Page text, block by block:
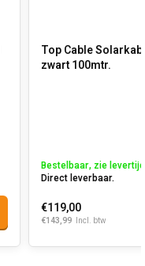
Top Cable
zwart 100mtr.
Bestelbaar, zie
Direct leverbaar.
€119,00
€143,99 Incl. btw